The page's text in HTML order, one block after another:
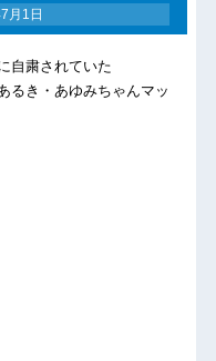
月1日
自粛されていた
るき・あゆみちゃんマッ